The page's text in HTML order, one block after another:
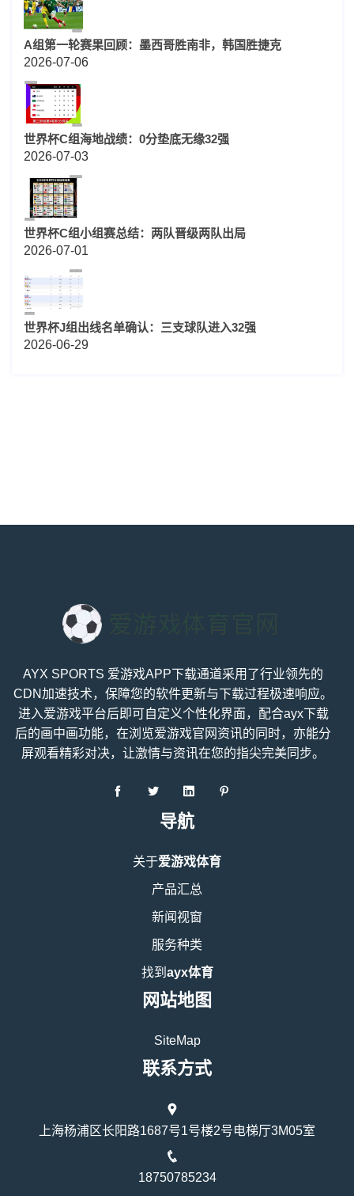
A组第一轮赛果回顾：墨西哥胜南非，韩国胜捷克
2026-07-06
世界杯C组海地战绩：0分垫底无缘32强
2026-07-03
世界杯C组小组赛总结：两队晋级两队出局
2026-07-01
世界杯J组出线名单确认：三支球队进入32强
2026-06-29
AYX SPORTS 爱游戏APP下载通道采用了行业领先的
CDN加速技术，保障您的软件更新与下载过程极速响应。
进入爱游戏平台后即可自定义个性化界面，配合ayx下载
后的画中画功能，在浏览爱游戏官网资讯的同时，亦能分
屏观看精彩对决，让激情与资讯在您的指尖完美同步。
导航
关于爱游戏体育
产品汇总
新闻视窗
服务种类
找到 ayx体育
网站地图
SiteMap
联系方式
上海杨浦区长阳路1687号1号楼2号电梯厅3M05室
18750785234